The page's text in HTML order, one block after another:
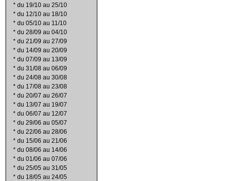
* du 19/10 au 25/10
* du 12/10 au 18/10
* du 05/10 au 11/10
* du 28/09 au 04/10
* du 21/09 au 27/09
* du 14/09 au 20/09
* du 07/09 au 13/09
* du 31/08 au 06/09
* du 24/08 au 30/08
* du 17/08 au 23/08
* du 20/07 au 26/07
* du 13/07 au 19/07
* du 06/07 au 12/07
* du 29/06 au 05/07
* du 22/06 au 28/06
* du 15/06 au 21/06
* du 08/06 au 14/06
* du 01/06 au 07/06
* du 25/05 au 31/05
* du 18/05 au 24/05